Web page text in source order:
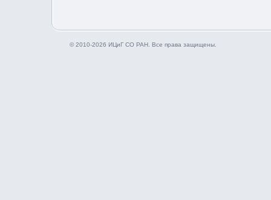
© 2010-2026 ИЦиГ СО РАН. Все права защищены.